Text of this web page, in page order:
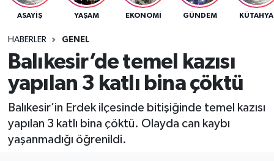
ASAYIŞ YAŞAM EKONOMI GÜNDEM KÜTAHYA
HABERLER GENEL
Balıkesir’de temel kazısı
yapılan 3 katlı bina çöktü
Balıkesir’in Erdek ilçesinde bitişiğinde temel kazısı
yapılan 3 katlı bina çöktü. Olayda can kaybı
yaşanmadığı öğrenildi.
Bölge
Çavdarhisar
Domaniç
Son Dakika Haberleri
Haber Arşivi